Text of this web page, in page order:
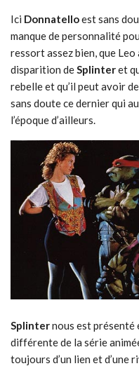
Ici Donnatelloest sans
manque de personnalité
ressort assez bien, que
disparition deSplinteret
rebelle et qu’il peut avoir
sans doute ce dernier qui
l’époque d’ailleurs.
Splinternous est présenté
différente de la série
toujours d’un lien et d’une